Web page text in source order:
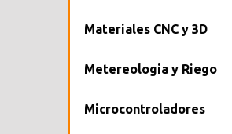
Materiales CNC y 3D
Metereologia y Riego
Microcontroladores